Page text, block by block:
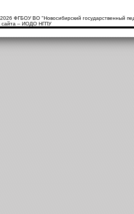
ФГБОУ ВО "Новосибирский государственный
сайта – ИОДО НГПУ